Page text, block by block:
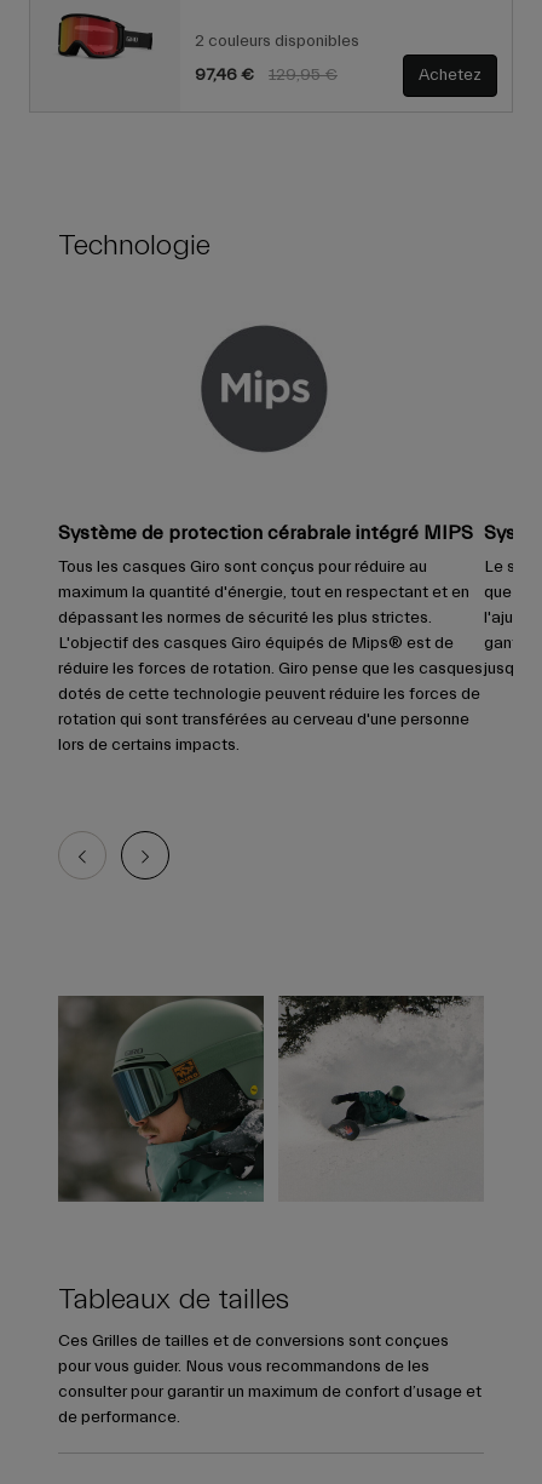
2 couleurs disponibles
Price reduced from
129,95 €to
97,46 € Achetez
Technologie
Système de protection cérabrale intégré MIPS
Tous les casques Giro sont conçus pour réduire au
maximum la quantité d'énergie, tout en respectant et en
dépassant les normes de sécurité les plus strictes.
L'objectif des casques Giro équipés de Mips® est de
réduire les forces de rotation. Giro pense que les casques
dotés de cette technologie peuvent réduire les forces de
rotation qui sont transférées au cerveau d'une personne
lors de certains impacts.
Le
que
gants.
jusqu'à
Tableaux de tailles
Ces Grilles de tailles et de conversions sont conçues
pour vous guider. Nous vous recommandons de les
consulter pour garantir un maximum de confort d’usage et
de performance.